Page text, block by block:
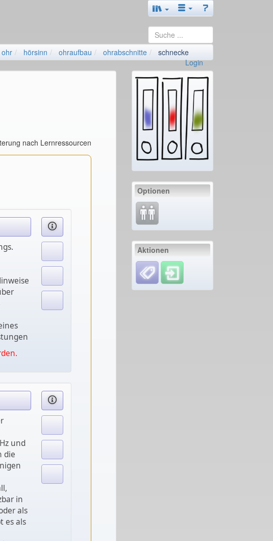
ohr hörsinn ohraufbau ohrabschnitte
schnecke
Login
nach Lernressourcen
und
die
in
als
es als
Optionen
Aktionen